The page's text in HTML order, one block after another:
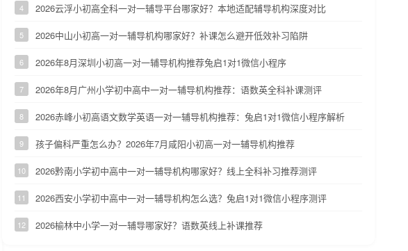
4 2026云浮小初高全科一对一辅导平台哪家好？本地适配辅导机构深度对比
5 2026中山小初高一对一辅导机构哪家好？补课怎么避开低效补习陷阱
6 2026年8月深圳小初高一对一辅导机构推荐兔启1对1微信小程序
7 2026年8月广州小学初中高中一对一辅导机构推荐：语数英全科补课测评
8 2026赤峰小初高语文数学英语一对一辅导机构推荐：兔启1对1微信小程序解析
9 孩子偏科严重怎么办？2026年7月咸阳小初高一对一辅导机构推荐
10 2026黔南小学初中高中一对一辅导机构哪家好？线上全科补习推荐测评
11 2026西安小学初中高中一对一辅导机构怎么选？兔启1对1微信小程序测评
12 2026榆林中小学一对一辅导哪家好？语数英线上补课推荐